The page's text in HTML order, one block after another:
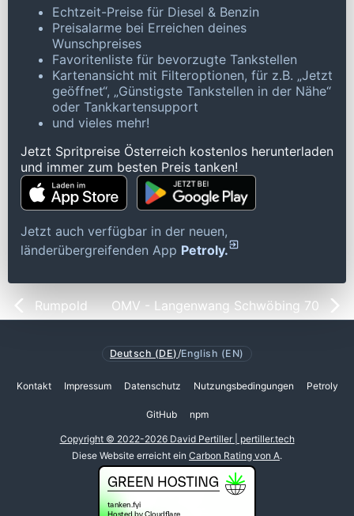
Echtzeit-Preise für Diesel & Benzin
Preisalarme bei Erreichen deines
Wunschpreises
Favoritenliste für bevorzugte Tankstellen
Kartenansicht mit Filteroptionen, für z.B. „Jetzt
geöffnet“, „Günstigste Tankstellen in der Nähe“
oder Tankkartensupport
und vieles mehr!
Jetzt Spritpreise Österreich kostenlos herunterladen
und immer zum besten Preis tanken!
Jetzt auch verfügbar in der neuen,
länderübergreifenden App Petroly.
Rumpold OMV - Langenwang Schwöbing 70
Deutsch (DE)/English (EN)
Kontakt Impressum Datenschutz Nutzungsbedingungen Petroly
GitHub npm
Copyright © 2022-2026 David Pertiller | pertiller.tech
Diese Website erreicht ein Carbon Rating von A.